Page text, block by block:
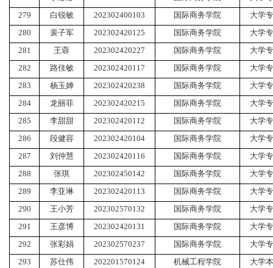
279
白锐敏 202302400103 国际商务学院
大学
280
裴子军 202302420125 国际商务学院
大学
281
王蓉 202302420227 国际商务学院
大学
282
路佳敏 202302420117 国际商务学院
大学
283
杨玉婵 202302420238 国际商务学院
大学
284
龙丽菲 202302420215 国际商务学院
大学
285
李甜甜 202302420112 国际商务学院
大学
286
段健容 202302420104 国际商务学院
大学
287
刘仲慧 202302420116 国际商务学院
大学
288
张琪 202302450142 国际商务学院
大学
289
李亚琳 202302420113 国际商务学院
大学
290
王小芳 202302570132 国际商务学院
大学
291
王彦博 202302420131 国际商务学院
大学
292
张彩娟 202302570237 国际商务学院
大学
293
苏仕伟 202201570124 机械工程学院
大学